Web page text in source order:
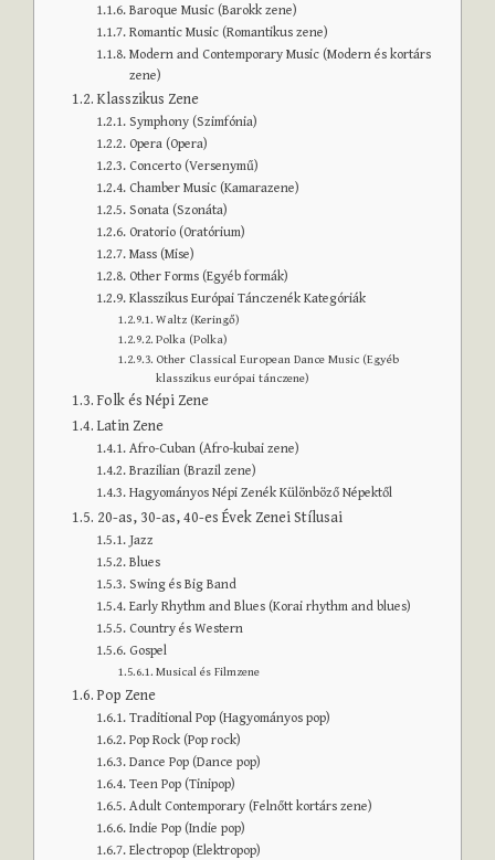
Baroque Music (Barokk zene)
Romantic Music (Romantikus zene)
Modern and Contemporary Music (Modern és kortárs
zene)
Klasszikus Zene
Symphony (Szimfónia)
Opera (Opera)
Concerto (Versenymű)
Chamber Music (Kamarazene)
Sonata (Szonáta)
Oratorio (Oratórium)
Mass (Mise)
Other Forms (Egyéb formák)
Klasszikus Európai Tánczenék Kategóriák
Waltz (Keringő)
Polka (Polka)
Other Classical European Dance Music (Egyéb
klasszikus európai tánczene)
Folk és Népi Zene
Latin Zene
Afro-Cuban (Afro-kubai zene)
Brazilian (Brazil zene)
Hagyományos Népi Zenék Különböző Népektől
20-as, 30-as, 40-es Évek Zenei Stílusai
Jazz
Blues
Swing és Big Band
Early Rhythm and Blues (Korai rhythm and blues)
Country és Western
Gospel
Musical és Filmzene
Pop Zene
Traditional Pop (Hagyományos pop)
Pop Rock (Pop rock)
Dance Pop (Dance pop)
Teen Pop (Tinipop)
Adult Contemporary (Felnőtt kortárs zene)
Indie Pop (Indie pop)
Electropop (Elektropop)